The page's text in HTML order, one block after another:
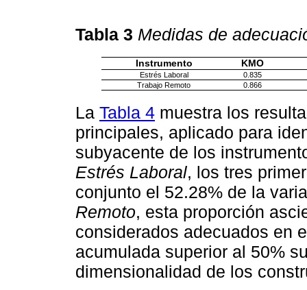
Tabla 3 Medidas de
Instrumento KMO
Estrés Laboral
0.835
Trabajo Remoto
0.866
La Tabla 4 muestra los
principales, aplicado para
subyacente de los
Estrés Laboral, los tres
conjunto el 52.28% de la
Remoto, esta proporción
considerados adecuados en
acumulada superior al 50%
dimensionalidad de los